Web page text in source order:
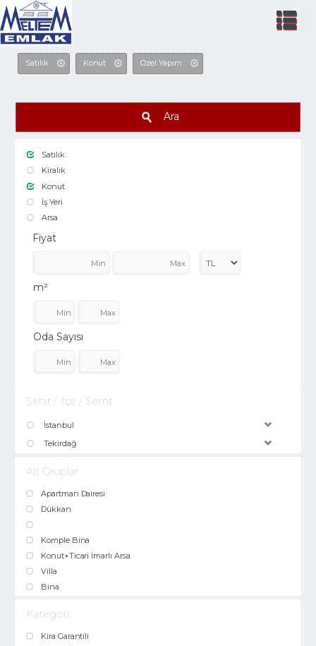
Satılık Konut Özel Yapım
Ara
Satılık
Kiralık
Konut
İş Yeri
Arsa
Fiyat
m²
Oda Sayısı
Şehir / İlçe / Semt
İstanbul
Tekirdağ
Alt Gruplar
Apartman Dairesi
Dükkan
Komple Bina
Konut+Ticari İmarlı Arsa
Villa
Bina
Kategori
Kira Garantili